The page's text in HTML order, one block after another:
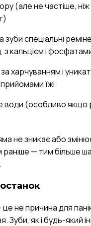
(але не частіше,
спеціальні
з кальцієм і
харчуванням і
їжі
води (особливо якщо
не зникає або
раніше — тим більше
це не причина для
Зуби, як і будь-який